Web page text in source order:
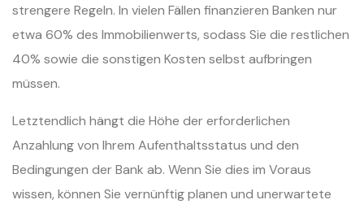
strengere Regeln. In vielen Fällen finanzieren Banken nur
etwa 60% des Immobilienwerts, sodass Sie die restlichen
40% sowie die sonstigen Kosten selbst aufbringen
müssen.
Letztendlich hängt die Höhe der erforderlichen
Anzahlung von Ihrem Aufenthaltsstatus und den
Bedingungen der Bank ab. Wenn Sie dies im Voraus
wissen, können Sie vernünftig planen und unerwartete